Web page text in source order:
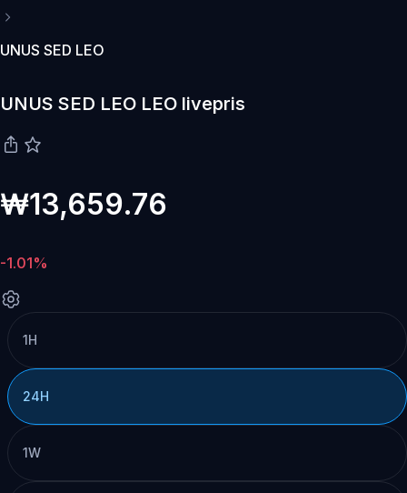
UNUS SED LEO
UNUS SED LEO LEO livepris
₩13,659.76
-1.01%
1H
24H
1W